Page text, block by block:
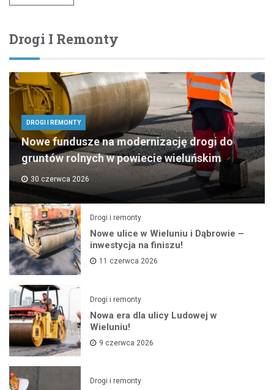
Drogi I Remonty
DROGI I REMONTY
Nowe fundusze na modernizację drogi do
gruntów rolnych w powiecie wieluńskim
30 czerwca 2026
Drogi i remonty
Nowe ulice w Wieluniu i Dąbrowie –
inwestycja na finiszu!
11 czerwca 2026
Drogi i remonty
Nowa era dla ulicy Ludowej w
Wieluniu!
9 czerwca 2026
Drogi i remonty